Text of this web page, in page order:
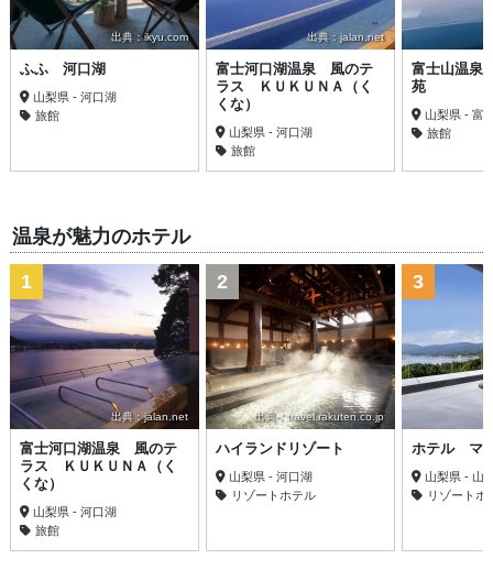
出典：ikyu.com
ふふ 河口湖
山梨県 - 河口湖
旅館
出典：jalan.net
富士河口湖温泉 風のテ
ラス ＫＵＫＵＮＡ（く
くな）
山梨県 - 河口湖
旅館
富士山温泉
苑
山梨県 - 富
旅館
温泉が魅力のホテル
出典：jalan.net
1
富士河口湖温泉 風のテ
ラス ＫＵＫＵＮＡ（く
くな）
山梨県 - 河口湖
旅館
出典：travel.rakuten.co.jp
2
ハイランドリゾート
山梨県 - 河口湖
リゾートホテル
3
ホテル マ
山梨県 - 山
リゾートホ